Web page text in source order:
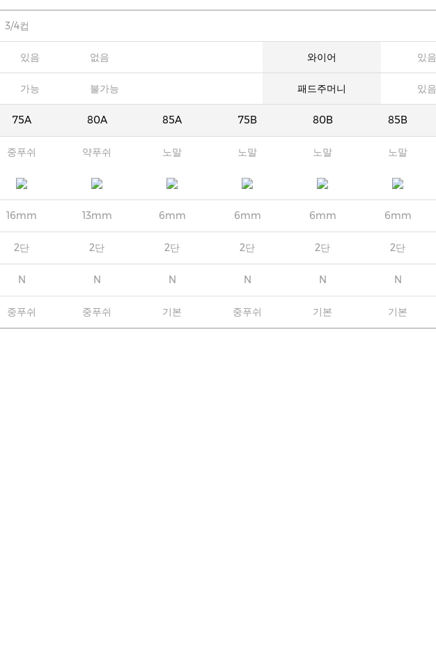
3/4컵
있음 없음 와이어 있음
가능 불가능 패드주머니 있음
75A 80A 85A 75B 80B 85B
중푸쉬 약푸쉬 노말 노말 노말 노말
16mm 13mm 6mm 6mm 6mm 6mm
2단 2단 2단 2단 2단 2단
N N N N N N
중푸쉬 중푸쉬 기본 중푸쉬 기본 기본